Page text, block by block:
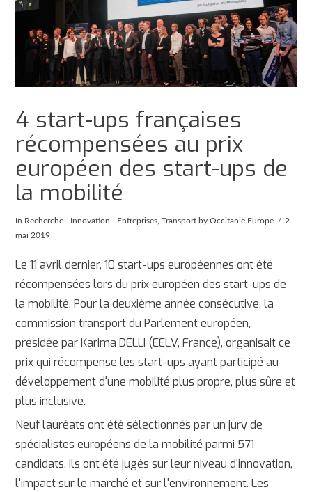
4 start-ups françaises
récompensées au prix
européen des start-ups de
la mobilité
In Recherche - Innovation - Entreprises ,Transport by Occitanie Europe
2
mai 2019
Le 11 avril dernier, 10 start-ups européennes ont été
récompensées lors du prix européen des start-ups de
la mobilité. Pour la deuxième année consécutive, la
commission transport du Parlement européen,
présidée par Karima DELLI (EELV, France), organisait ce
prix qui récompense les start-ups ayant participé au
développement d'une mobilité plus propre, plus sûre et
plus inclusive.
Neuf lauréats ont été sélectionnés par un jury de
spécialistes européens de la mobilité parmi 571
candidats. Ils ont été jugés sur leur niveau d'innovation,
l'impact sur le marché et sur l'environnement. Les